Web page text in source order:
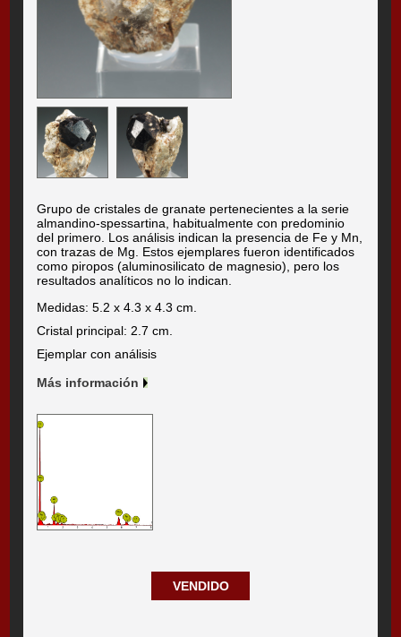
Grupo de cristales de granate pertenecientes a la serie
almandino-spessartina, habitualmente con predominio
del primero. Los análisis indican la presencia de Fe y Mn,
con trazas de Mg. Estos ejemplares fueron identificados
como piropos (aluminosilicato de magnesio), pero los
resultados analíticos no lo indican.
Medidas: 5.2 x 4.3 x 4.3 cm.
Cristal principal: 2.7 cm.
Ejemplar con análisis
Más información
VENDIDO